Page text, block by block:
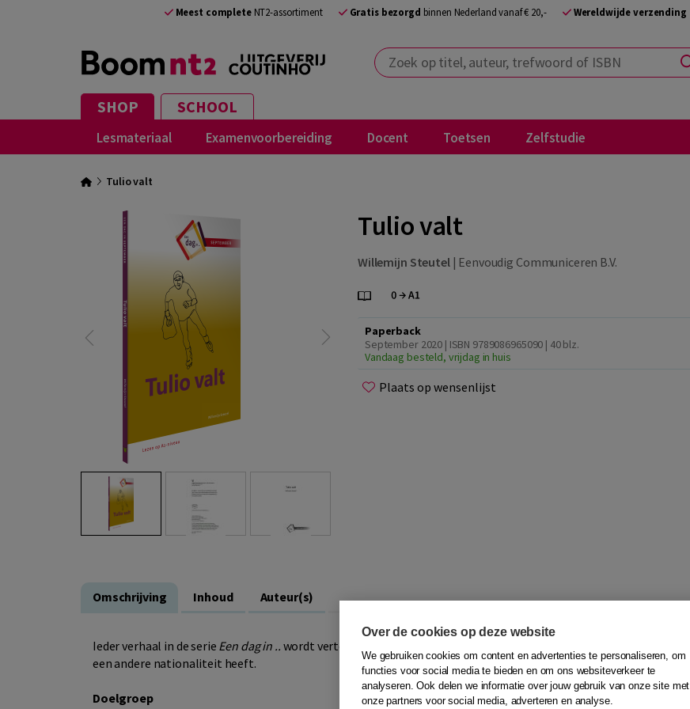
Meest completeNT2-assortiment Gratis bezorgd binnen Nederland vanaf € 20,- Wereldwijde verzending
Zoek op titel, auteur, trefwoord of ISBN
SHOP SCHOOL
Lesmateriaal Examenvoorbereiding Docent Toetsen Zelfstudie
Tulio valt
Tulio valt
Willemijn Steutel| Eenvoudig Communiceren B.V.
Paperback
September 2020 | ISBN 9789086965090 | 40 blz.
Vandaag besteld, vrijdag in huis
Plaats op wensenlijst
Omschrijving Inhoud Auteur(s)
Ieder verhaal in de serie Een dag in .. wordt verteld vanuit één persoon, die steeds uit een ander land komt en
een andere nationaliteit heeft.
Doelgroep
Over de cookies op deze website
We gebruiken cookies om content en advertenties te personaliseren, om
functies voor social media te bieden en om ons websiteverkeer te
analyseren. Ook delen we informatie over jouw gebruik van onze site met
onze partners voor social media, adverteren en analyse.